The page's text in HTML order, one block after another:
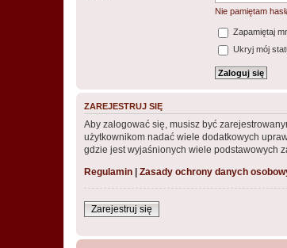
Nie pamiętam
Zapamiętaj
Ukryj mój
ZAREJESTRUJ SIĘ
Aby zalogować się, musisz być
użytkownikom nadać wiele dodatkowych
gdzie jest wyjaśnionych wiele podstawowych
Regulamin
Zasady ochrony danych
Zarejestruj się